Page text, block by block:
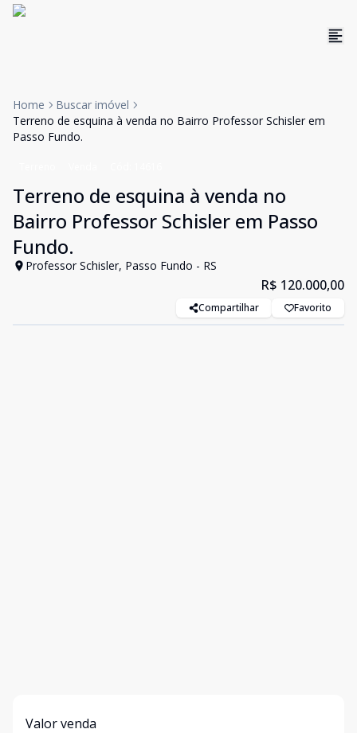
Home
Buscar imóvel
Terreno de esquina à venda no Bairro Professor Schisler em
Passo Fundo.
Terreno de esquina à venda no
Bairro Professor Schisler em Passo
Fundo.
Professor Schisler, Passo Fundo - RS
R$ 120.000,00
Compartilhar Favorito
Valor venda